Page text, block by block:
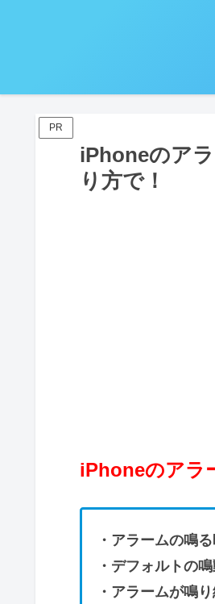
PR
iPhoneのア
り方で！
iPhoneのアラ
・アラームの鳴
・デフォルトの
・アラームが鳴